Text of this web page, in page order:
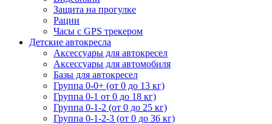
Защита на прогулке
Рации
Часы с GPS трекером
Детские автокресла
Аксессуары для автокресел
Аксессуары для автомобиля
Базы для автокресел
Группа 0-0+ (от 0 до 13 кг)
Группа 0-1 от 0 до 18 кг)
Группа 0-1-2 (от 0 до 25 кг)
Группа 0-1-2-3 (от 0 до 36 кг)